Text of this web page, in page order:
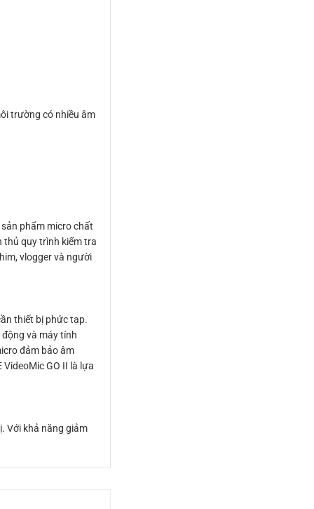
trường có nhiều âm
phẩm micro chất
thủ quy trình kiểm tra
vlogger và người
thiết bị phức tạp.
động và máy tính
đảm bảo âm
GO II là lựa
Với khả năng giảm